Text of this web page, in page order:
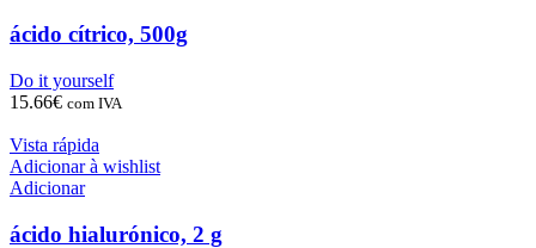
ácido cítrico, 500g
Do it yourself
15.66€ com IVA
Vista rápida
Adicionar à wishlist
Adicionar
ácido hialurónico, 2 g